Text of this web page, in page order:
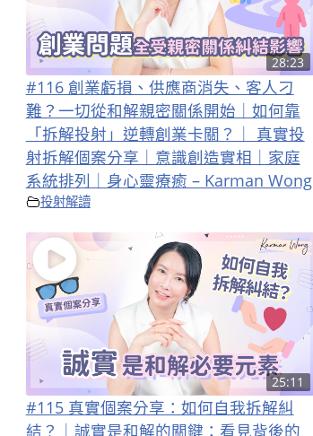
28:23
#116 創業虧損、供應商消失、客人刁
難？一切從和解親密關係開始｜如何靠
「拆解投射」逆轉創業卡關？｜ 真實投
射拆解個案分享｜意識創造實相｜家庭
系統排列｜身心靈療癒 – Karman Wong
投射解讀
25:11
#115 真實個案分享：如何自我拆解糾
結？｜誠實是和解的關鍵：看見背後的